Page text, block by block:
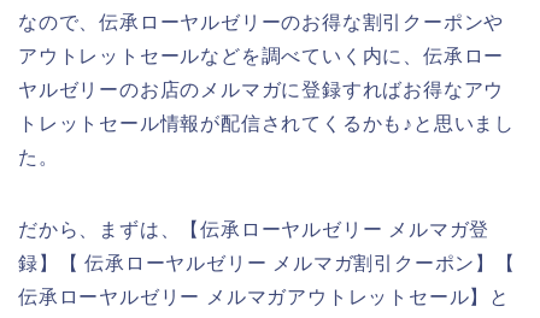
なので、伝承ローヤルゼリーのお得な割引クーポンや
アウトレットセールなどを調べていく内に、伝承ロー
ヤルゼリーのお店のメルマガに登録すればお得なアウ
トレットセール情報が配信されてくるかも♪と思いまし
た。
だから、まずは、【伝承ローヤルゼリー メルマガ登
録】【 伝承ローヤルゼリー メルマガ割引クーポン】【
伝承ローヤルゼリー メルマガアウトレットセール】と